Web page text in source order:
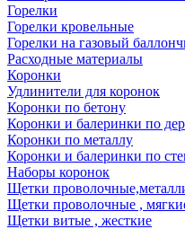
Горелки
Горелки кровельные
Горелки на газовый
Расходные материалы
Коронки
Удлинители для коронок
Коронки по бетону
Коронки и балеринки по
Коронки по металлу
Коронки и балеринки по
Наборы коронок
Щетки
Щетки проволочные ,
Щетки витые , жесткие